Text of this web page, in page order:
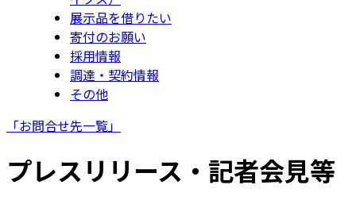
展示品を借りたい
寄付のお願い
採用情報
調達・契約情報
その他
「お問合せ先一覧」
プレスリリース・記者会見等